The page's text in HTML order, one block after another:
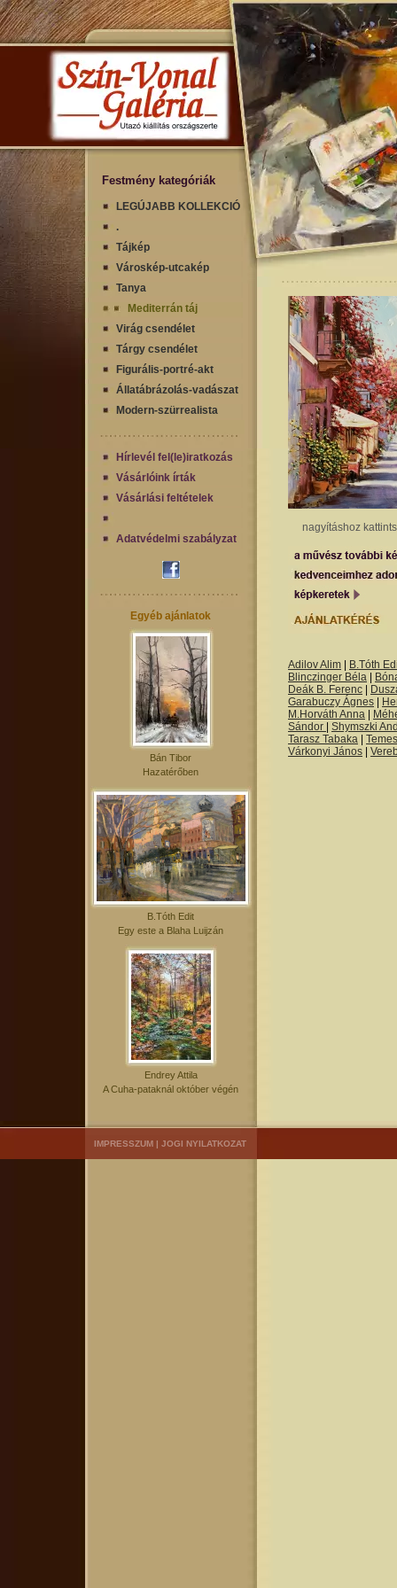
Festmény kategóriák
LEGÚJABB KOLLEKCIÓ
.
Tájkép
Városkép-utcakép
Tanya
Mediterrán táj
Virág csendélet
Tárgy csendélet
Figurális-portré-akt
Állatábrázolás-vadászat
Modern-szürrealista
Hírlevél fel(le)iratkozás
Vásárlóink írták
Vásárlási feltételek
Adatvédelmi szabályzat
Egyéb ajánlatok
Bán Tibor
Hazatérőben
B.Tóth Edit
Egy este a Blaha Luijzán
Endrey Attila
A Cuha-pataknál október végén
nagyításhoz
Adilov Alim
B.Tóth
Blinczinger Béla
Deák B. Ferenc
Garabuczy Ágnes
M.Horváth Anna
Sándor
Shymszki
Tarasz Tabaka
Várkonyi János
IMPRESSZUM | JOGI NYILATKOZAT